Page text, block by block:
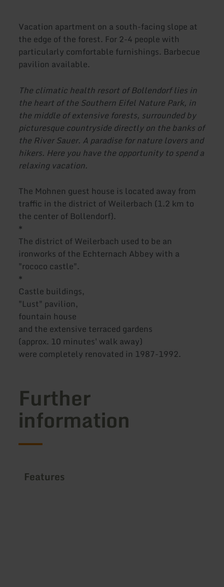
Vacation apartment on a south-facing slope at
the edge of the forest. For 2-4 people with
particularly comfortable furnishings. Barbecue
pavilion available.
The climatic health resort of Bollendorf lies in
the heart of the Southern Eifel Nature Park, in
the middle of extensive forests, surrounded by
picturesque countryside directly on the banks of
the River Sauer. A paradise for nature lovers and
hikers. Here you have the opportunity to spend a
relaxing vacation.
The Mohnen guest house is located away from
traffic in the district of Weilerbach (1.2 km to
the center of Bollendorf).
*
The district of Weilerbach used to be an
ironworks of the Echternach Abbey with a
"rococo castle".
*
Castle buildings,
"Lust" pavilion,
fountain house
and the extensive terraced gardens
(approx. 10 minutes' walk away)
were completely renovated in 1987-1992.
Further
information
Features